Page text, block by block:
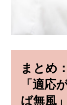
まとめ
「適応
ば無風」